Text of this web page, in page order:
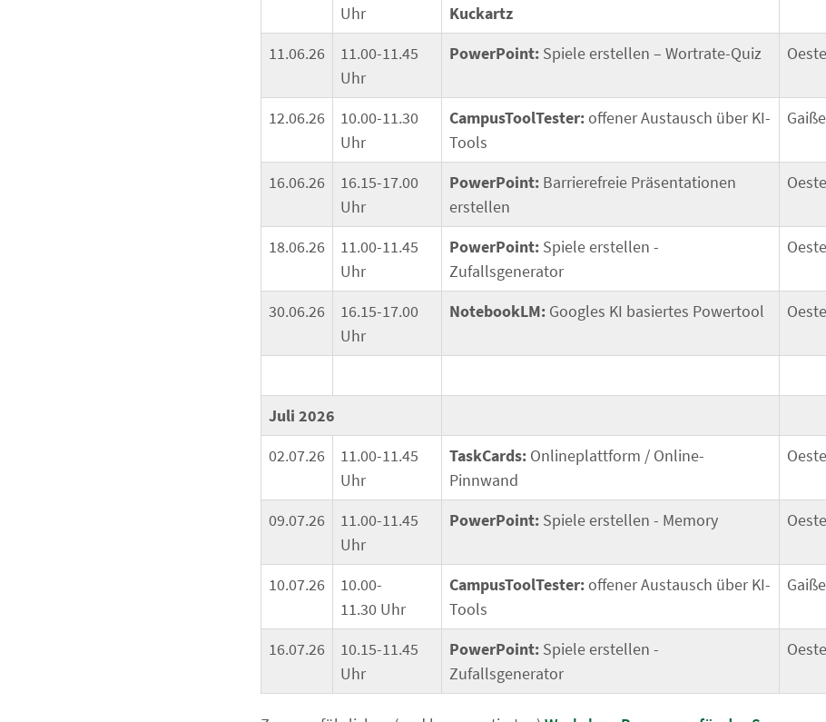
Uhr
Kuckartz
11.06.26
11.00-11.45
Uhr
PowerPoint: Spiele erstellen – Wortrate-Quiz
12.06.26
10.00-11.30
Uhr
CampusToolTester:offener Austausch über KI-
Tools
16.06.26
16.15-17.00
Uhr
PowerPoint: Barrierefreie Präsentationen
erstellen
18.06.26
11.00-11.45
Uhr
PowerPoint: Spiele erstellen -
Zufallsgenerator
30.06.26
16.15-17.00
Uhr
NotebookLM: Googles KI basiertes Powertool
Juli 2026
02.07.26
11.00-11.45
Uhr
TaskCards: Onlineplattform / Online-
Pinnwand
09.07.26
11.00-11.45
Uhr
PowerPoint: Spiele erstellen - Memory
10.07.26
10.00-
11.30 Uhr
CampusToolTester:offener Austausch über KI-
Tools
16.07.26
10.15-11.45
Uhr
PowerPoint: Spiele erstellen -
Zufallsgenerator